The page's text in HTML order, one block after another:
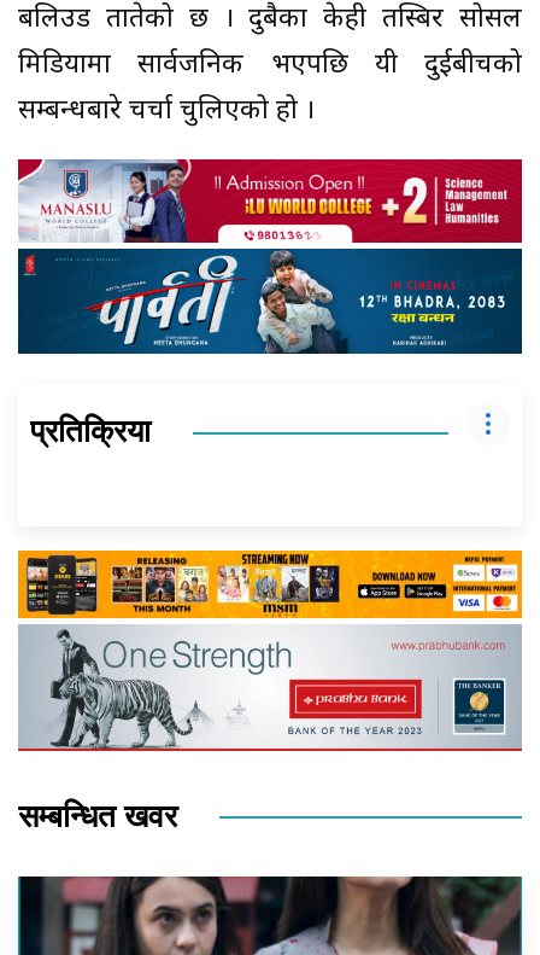
बलिउड तातेको छ । दुबैका केही तस्बिर सोसल
मिडियामा सार्वजनिक भएपछि यी दुईबीचको
सम्बन्धबारे चर्चा चुलिएको हो ।
प्रतिक्रिया
सम्बन्धित खवर